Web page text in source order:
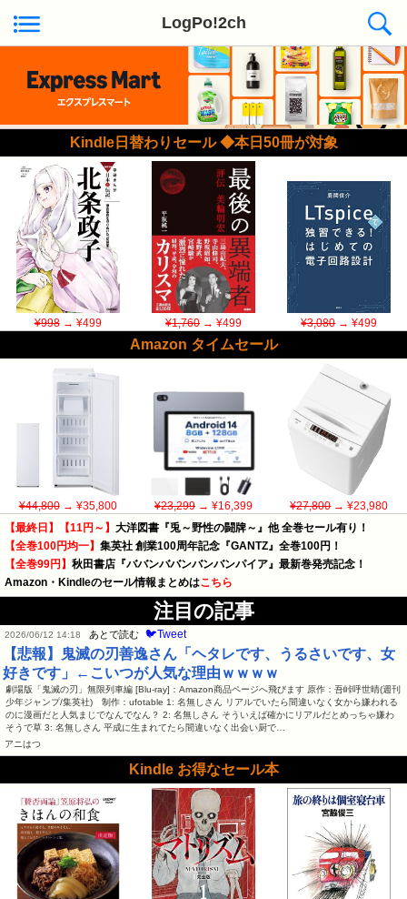
LogPo!2ch
Kindle日替わりセール ◆本日50冊が対象
¥998→ ¥499 ¥1,760→ ¥499 ¥3,080→ ¥499
Amazon タイムセール
¥44,800→ ¥35,800 ¥23,299→ ¥16,399 ¥27,800→ ¥23,980
【最終日】【11円～】 大洋図書『兎～野性の闘牌～』他 全巻セール有り！
【全巻100円均一】 集英社 創業100周年記念『GANTZ』全巻100円！
【全巻99円】 秋田書店『ババンババンバンバンパイア』最新巻発売記念！
Amazon・Kindleのセール情報まとめはこちら
注目の記事
2026/06/12 14:18 あとで読む 🐦Tweet
【悲報】鬼滅の刃善逸さん「ヘタレです、うるさいです、女
好きです」←こいつが人気な理由ｗｗｗｗ
劇場版「鬼滅の刃」無限列車編 [Blu-ray]：Amazon商品ページへ飛びます 原作：吾峠呼世晴(週刊
少年ジャンプ/集英社) 制作：ufotable 1: 名無しさん リアルでいたら間違いなく女から嫌われる
のに漫画だと人気まじでなんでなん？ 2: 名無しさん そういえば確かにリアルだとめっちゃ嫌わ
そうで草 3: 名無しさん 平成に生まれてたら間違いなく出会い厨で…
アニはつ
Kindle お得なセール本